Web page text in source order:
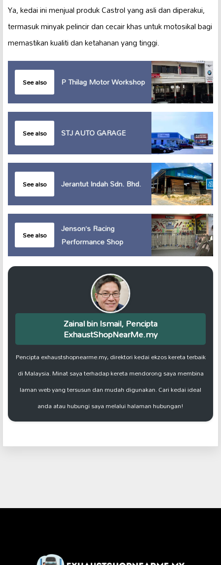
Ya, kedai ini menjual produk Castrol yang asli dan diperakui,
termasuk minyak pelincir dan cecair khas untuk motosikal bagi
memastikan kualiti dan ketahanan yang tinggi.
See also P Thilag Motor Workshop
See also STJ AUTO GARAGE
See also Jerantut Indah Sdn. Bhd.
See also
Jenson’s Racing
Performance Shop
Zainal bin Ismail, Pencipta
ExhaustShopNearMe.my
Pencipta exhaustshopnearme.my, direktori kedai ekzos kereta terbaik
di Malaysia. Minat saya terhadap kereta mendorong saya membina
laman web yang tersusun dan mudah digunakan. Cari kedai ideal
anda atau hubungi saya melalui halaman hubungan!